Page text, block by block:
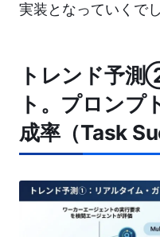
実装となっていくでし
トレンド予
ト。プロンプ
成率（Task